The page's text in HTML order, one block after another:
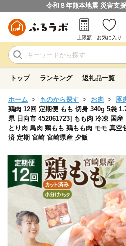
令和８年熊本地震 災害支
上限額 お気に入り
トップ ランキング 返礼品一覧
ホーム ものから探す お肉
豚
鶏肉 12回 定期便 もも 切身 340g 5袋
県 日向市 452061723] もも肉 冷凍 国
とり肉 鳥肉 鶏もも 鶏もも肉 モモ 真空
済 定期 宮崎 宮崎県産 夕飯